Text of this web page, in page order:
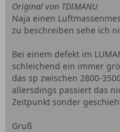
Original von TDIMANU
Naja einen
zu beschreiben sehe ich
Bei einem defekt im
schleichend ein immer
das sp zwischen 2800-
allersdings passiert das
Zeitpunkt sonder
Gruß